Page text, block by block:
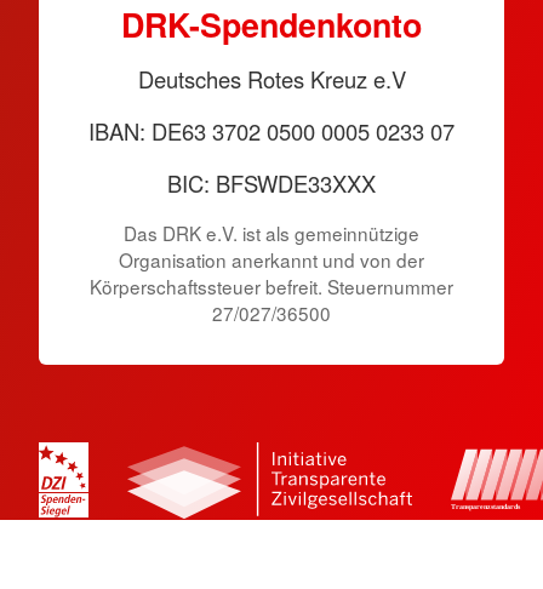
DRK-Spendenkonto
Deutsches Rotes Kreuz e.V
IBAN: DE63 3702 0500 0005 0233 07
BIC: BFSWDE33XXX
Das DRK e.V. ist als gemeinnützige
Organisation anerkannt und von der
Körperschaftssteuer befreit. Steuernummer
27/027/36500